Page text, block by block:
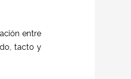
entre
tacto y